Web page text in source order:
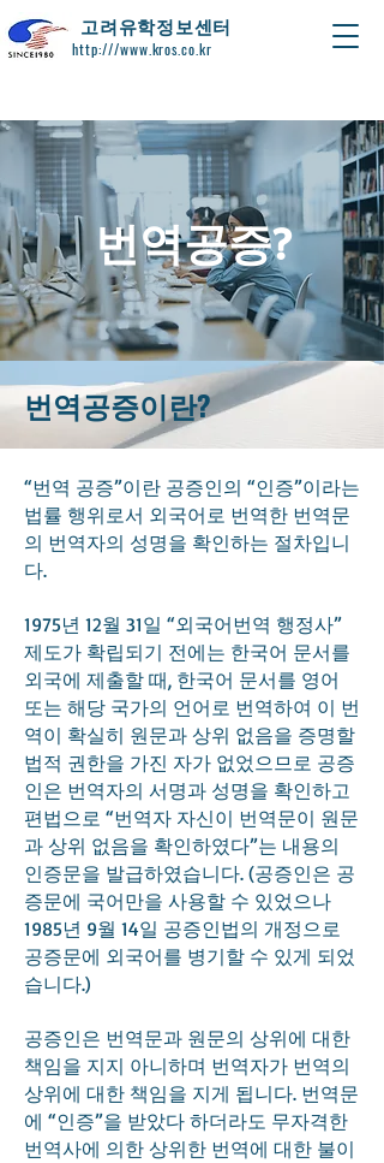
​고려유학정보센터
http:///www.kros.co.kr
번역공증?
번역공증이란?
“번역 공증”이란 공증인의 “인증”이라는
법률 행위로서 외국어로 번역한 번역문
의 번역자의 성명을 확인하는 절차입니
다.
1975년 12월 31일 “외국어번역 행정사”
제도가 확립되기 전에는 한국어 문서를
외국에 제출할 때, 한국어 문서를 영어
또는 해당 국가의 언어로 번역하여 이 번
역이 확실히 원문과 상위 없음을 증명할
법적 권한을 가진 자가 없었으므로 공증
인은 번역자의 서명과 성명을 확인하고
편법으로 “번역자 자신이 번역문이 원문
과 상위 없음을 확인하였다”는 내용의
인증문을 발급하였습니다. (공증인은 공
증문에 국어만을 사용할 수 있었으나
1985년 9월 14일 공증인법의 개정으로
공증문에 외국어를 병기할 수 있게 되었
습니다.)
공증인은 번역문과 원문의 상위에 대한
책임을 지지 아니하며 번역자가 번역의
상위에 대한 책임을 지게 됩니다. 번역문
에 “인증”을 받았다 하더라도 무자격한
번역사에 의한 상위한 번역에 대한 불이